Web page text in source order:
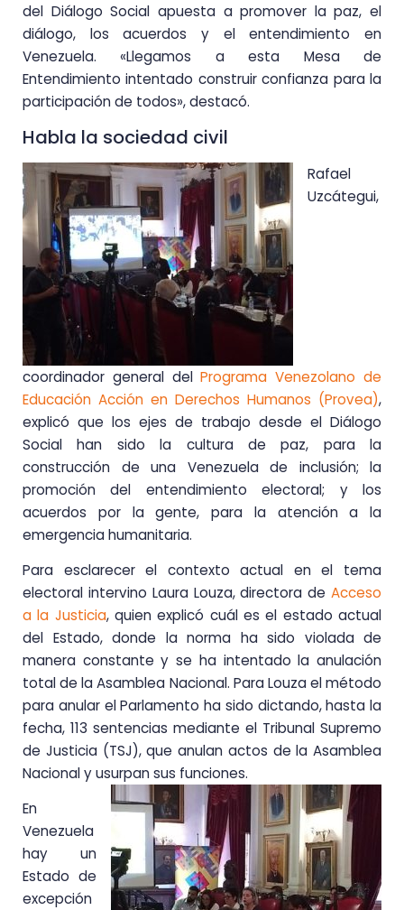
del Diálogo Social apuesta a promover la paz, el
diálogo, los acuerdos y el entendimiento en
Venezuela. «Llegamos a esta Mesa de
Entendimiento intentado construir confianza para la
participación de todos», destacó.
Habla la sociedad civil
Rafael
Uzcátegui,
coordinador general delPrograma Venezolano de
Educación Acción en Derechos Humanos (Provea),
explicó que los ejes de trabajo desde el Diálogo
Social han sido la cultura de paz, para la
construcción de una Venezuela de inclusión; la
promoción del entendimiento electoral; y los
acuerdos por la gente, para la atención a la
emergencia humanitaria.
Para esclarecer el contexto actual en el tema
electoral intervino Laura Louza, directora de Acceso
a la Justicia, quien explicó cuál es el estado actual
del Estado, donde la norma ha sido violada de
manera constante y se ha intentado la anulación
total de la Asamblea Nacional. Para Louza el método
para anular el Parlamento ha sido dictando, hasta la
fecha, 113 sentencias mediante el Tribunal Supremo
de Justicia (TSJ), que anulan actos de la Asamblea
Nacional y usurpan sus funciones.
En
Venezuela
hay un
Estado de
excepción